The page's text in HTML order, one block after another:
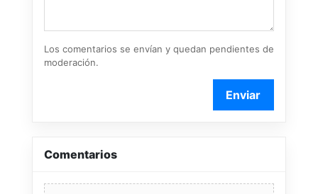
Los comentarios se envían y quedan pendientes de
moderación.
Enviar
Comentarios